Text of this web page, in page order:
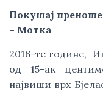
Покушај
– Мотка
2016-те године,
од 15-ак
највиши врх